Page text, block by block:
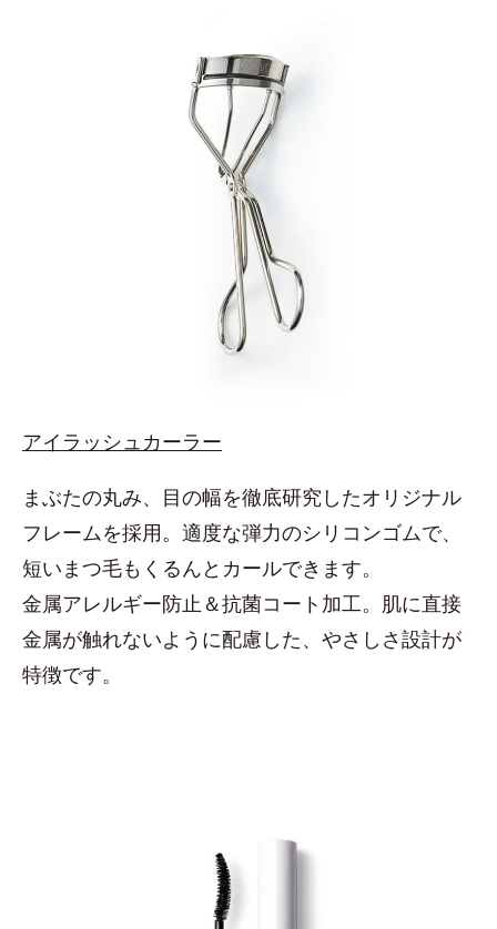
アイラッシュカーラー
まぶたの丸み、目の幅を徹底研究したオリジナル
フレームを採用。適度な弾力のシリコンゴムで、
短いまつ毛もくるんとカールできます。
金属アレルギー防止＆抗菌コート加工。肌に直接
金属が触れないように配慮した、やさしさ設計が
特徴です。